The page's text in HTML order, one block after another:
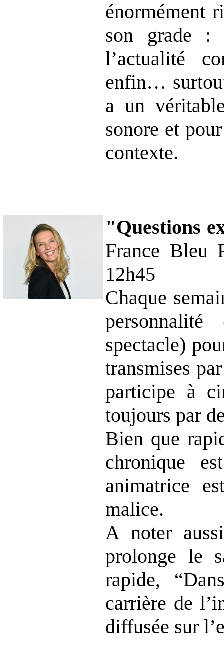
énormément
son grade :
l’actualité
enfin…
a un
sonore et
contexte.
"Questions
France Bleu
12h45
Chaque
spectacle)
transmises
participe à
toujours par
Bien que
chronique
animatrice
malice.
A noter
prolonge le
rapide,
carrière de
diffusée sur